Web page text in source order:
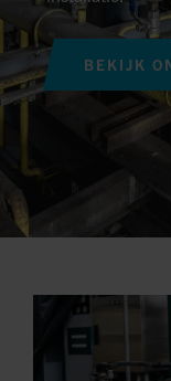
BEKIJK